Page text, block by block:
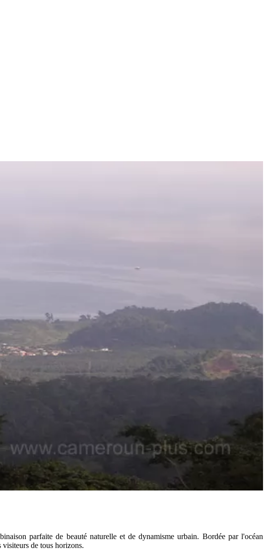
parfaite de beauté naturelle et de dynamisme urbain. Bordée par l'océan
visiteurs de tous horizons.